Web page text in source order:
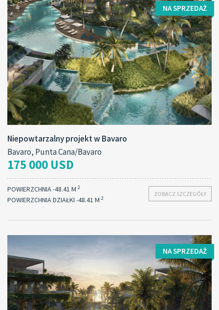
NA SPRZEDAŻ
Niepowtarzalny projekt w Bavaro
Bavaro, Punta Cana/Bavaro
175 000 USD
ZOBACZ SZCZEGÓŁY
POWIERZCHNIA -48.41 M 2
POWIERZCHNIA DZIAŁKI -48.41 M 2
NA SPRZEDAŻ